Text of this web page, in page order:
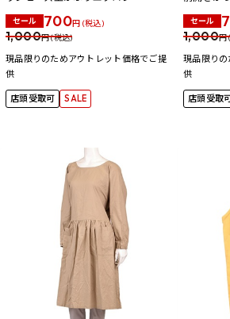
セール 700円 (税込)
1,000円 (税込)
現品限りのためアウトレット価格でご提
供
店頭受取可 SALE
セール
1,000円
現品限り
供
店頭受取